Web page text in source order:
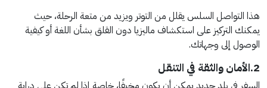
هذا التواصل السلس يقلل من التوتر ويزيد من متعة الرحلة، حيث
يمكنك التركيز على استكشاف ماليزيا دون القلق بشأن اللغة أو كيفية
الوصول إلى وجهاتك.
2.الأمان والثقة في التنقل